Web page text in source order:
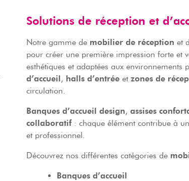
Solutions de réception et
Notre gamme de mobilier de réception et
pour créer une première impression forte et
esthétiques et adaptées aux environnements
d’accueil, halls d’entréeet zones de
circulation.
Banques d’accueil design, assises
collaboratif: chaque élément contribue à un
et professionnel.
Découvrez nos différentes catégories de
Banques d’accueil